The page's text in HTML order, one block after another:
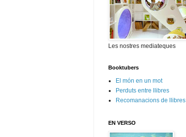
Les nostres mediateques
Booktubers
El món en un mot
Perduts entre llibres
Recomanacions de llibres
EN VERSO